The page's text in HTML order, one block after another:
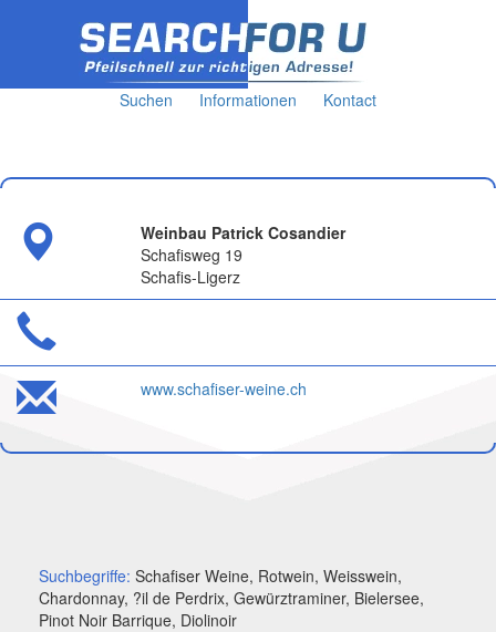
Suchen Informationen Kontact
Weinbau Patrick Cosandier
Schafisweg 19
Schafis-Ligerz
www.schafiser-weine.ch
Suchbegriffe: Schafiser Weine, Rotwein, Weisswein,
Chardonnay, ?il de Perdrix, Gewürztraminer, Bielersee,
Pinot Noir Barrique, Diolinoir